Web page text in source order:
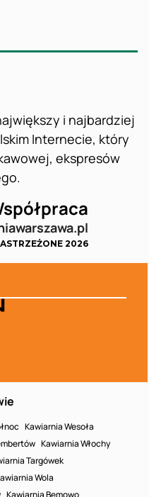
i najbardziej
Internecie, który
ekspresów
2026
Kawiarnia Wesoła
Kawiarnia Włochy
Targówek
Wola
Kawiarnia Bemowo